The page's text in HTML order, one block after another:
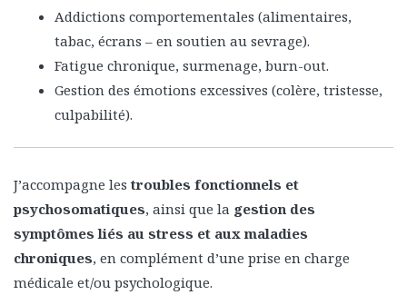
Addictions comportementales (alimentaires,
tabac, écrans – en soutien au sevrage).
Fatigue chronique, surmenage, burn-out.
Gestion des émotions excessives (colère, tristesse,
culpabilité).
J’accompagne lestroubles fonctionnels et
psychosomatiques, ainsi que la gestion des
symptômes liés au stress et aux maladies
chroniques, en complément d’une prise en charge
médicale et/ou psychologique.